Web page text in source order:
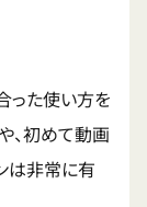
った使い方を
、初めて動画
は非常に有